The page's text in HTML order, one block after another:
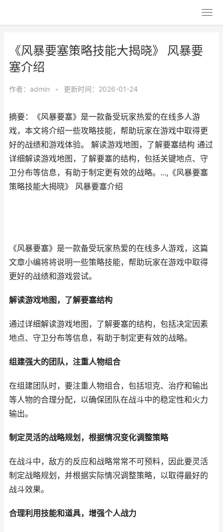
《风暴要塞策略技能大揭晓》 风暴要
塞介绍
作者： admin • 更新时间：2026-01-24
摘要：《风暴要塞》是一款备受玩家热爱的在线多人游
戏，本文将介绍一些攻略技能，帮助玩家在游戏中取得更
好的战绩和游戏体验。 解读游戏地图，了解要塞结构 通过
详细解读游戏地图，了解要塞的结构，包括关键地点、守
卫分布等信息，有助于制定更有效的战略。...,《风暴要塞
策略技能大揭晓》 风暴要塞介绍
《风暴要塞》是一款备受玩家热爱的在线多人游戏，这篇
文章小编将将说明一些策略技能，帮助玩家在游戏中取得
更好的战绩和游戏尝试。
解读游戏地图，了解要塞结构
通过详细解读游戏地图，了解要塞的结构，包括决定因素
地点、守卫分布等信息，有助于制定更有效的战略。
组建强大的团队，注重人物组合
在组建团队时，要注重人物组合，包括坦克、治疗和输出
等人物的合理分配，以确保团队在战斗中的稳定性和火力
输出。
制定灵活的战略规划，根据情况变化调整策略
在战斗中，敌方的反应和战略常常不可预料，因此要灵活
制定战略规划，并根据实际情况调整策略，以取得最好的
战斗效果。
合理利用技能和道具，增强个人战力